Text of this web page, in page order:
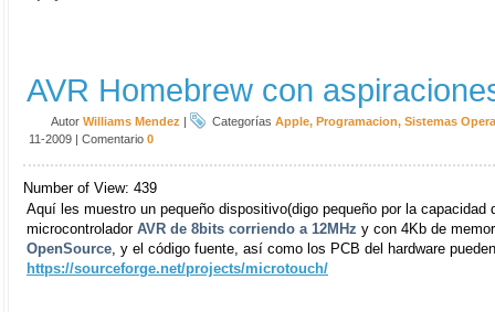
AVR Homebrew con
Autor Williams Mendez | Categorías Apple, Programacion, Sistemas
11-2009 | Comentario 0
Number of View: 439
Aquí les muestro un pequeño dispositivo(digo pequeño por la
microcontrolador AVR de 8bits corriendo a 12MHz y con 4Kb de
OpenSource, y el código fuente, así como los PCB del hardware
https://sourceforge.net/projects/microtouch/